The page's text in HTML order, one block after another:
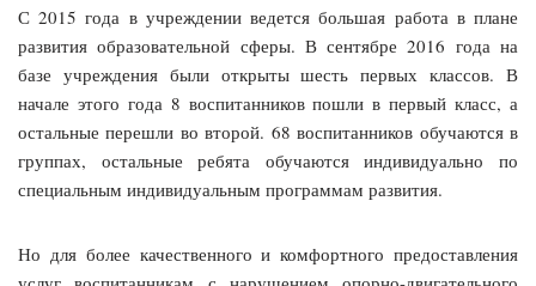
С 2015 года в учреждении ведется большая работа в плане
развития образовательной сферы. В сентябре 2016 года на
базе учреждения были открыты шесть первых классов. В
начале этого года 8 воспитанников пошли в первый класс, а
остальные перешли во второй. 68 воспитанников обучаются в
группах, остальные ребята обучаются индивидуально по
специальным индивидуальным программам развития.
Но для более качественного и комфортного предоставления